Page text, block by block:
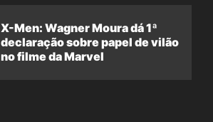
X-Men: Wagner Moura dá 1ª
declaração sobre papel de vilão
no filme da Marvel